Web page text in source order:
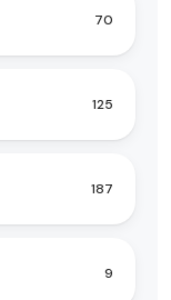
70
125
187
9